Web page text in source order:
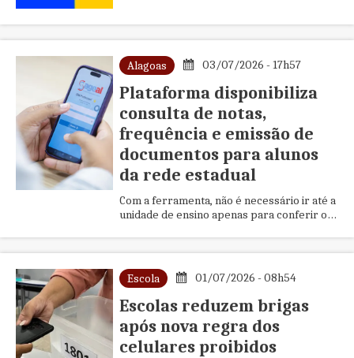
Alagoas 03/07/2026 - 17h57
Plataforma disponibiliza
consulta de notas,
frequência e emissão de
documentos para alunos
da rede estadual
Com a ferramenta, não é necessário ir até a
unidade de ensino apenas para conferir o
Escola 01/07/2026 - 08h54
Escolas reduzem brigas
após nova regra dos
celulares proibidos